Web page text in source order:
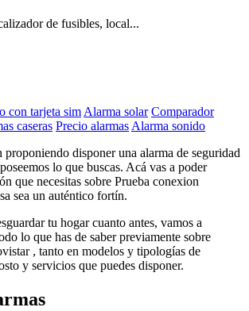
de fusibles, local...
con tarjeta sim Alarma solar Comparador
caseras Precio alarmas Alarma sonido
proponiendo disponer una alarma de seguridad
lo que buscas. Acá vas a poder
que necesitas sobre Prueba conexion
sea un auténtico fortín.
tu hogar cuanto antes, vamos a
lo que has de saber previamente sobre
, tanto en modelos y tipologías de
y servicios que puedes disponer.